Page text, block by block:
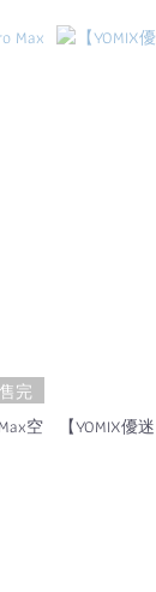
售完
空
【YOMIX優